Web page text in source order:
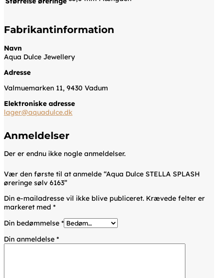
Fabrikantinformation
Navn
Aqua Dulce Jewellery
Adresse
Valmuemarken 11, 9430 Vadum
Elektroniske adresse
lager@aquadulce.dk
Anmeldelser
Der er endnu ikke nogle anmeldelser.
Vær den første til at anmelde “Aqua Dulce STELLA SPLASH
øreringe sølv 6163”
Din e-mailadresse vil ikke blive publiceret. Krævede felter er
markeret med *
Din bedømmelse *
Din anmeldelse *